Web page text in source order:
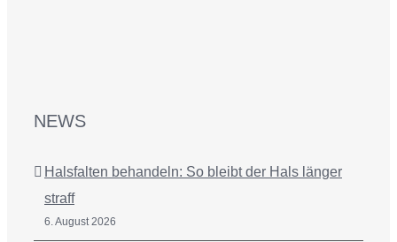
NEWS
Halsfalten behandeln: So bleibt der Hals länger
straff
6. August 2026